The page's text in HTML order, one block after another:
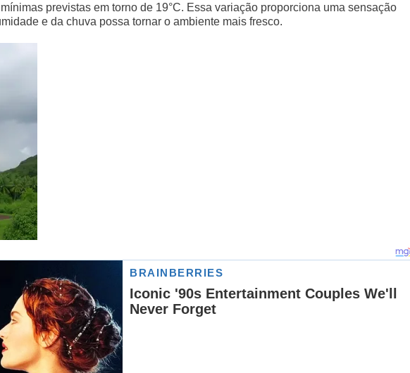
previstas em torno de 19°C. Essa variação proporciona uma sensação
e da chuva possa tornar o ambiente mais fresco.